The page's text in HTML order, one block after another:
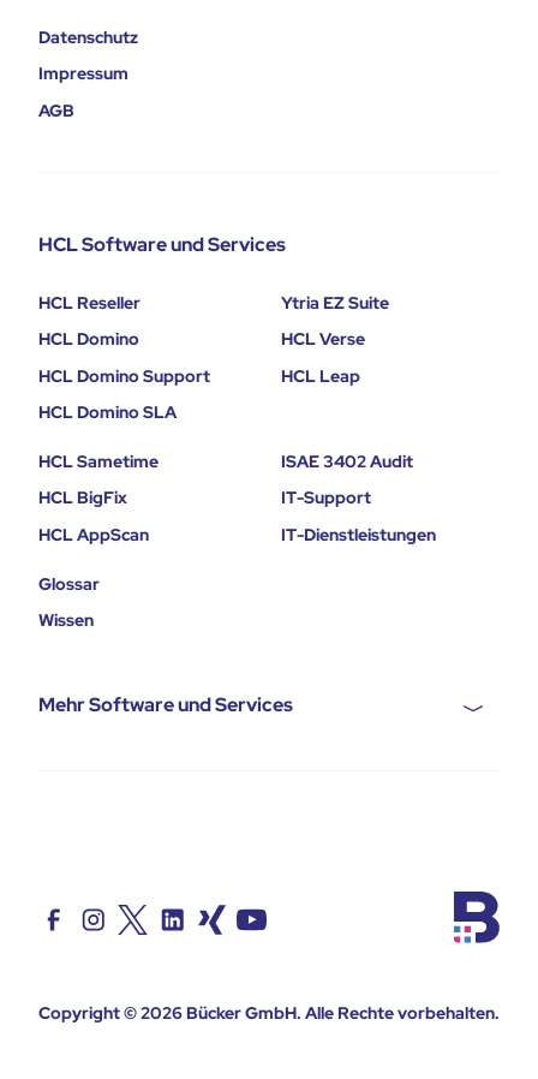
Datenschutz
Impressum
AGB
HCL Software und Services
HCL Reseller
HCL Domino
HCL Domino Support
HCL Domino SLA
Ytria EZ Suite
HCL Verse
HCL Leap
HCL Sametime
HCL BigFix
HCL AppScan
ISAE 3402 Audit
IT-Support
IT-Dienstleistungen
Glossar
Wissen
Mehr Software und Services
Copyright © 2026Bücker GmbH. Alle Rechte vorbehalten.